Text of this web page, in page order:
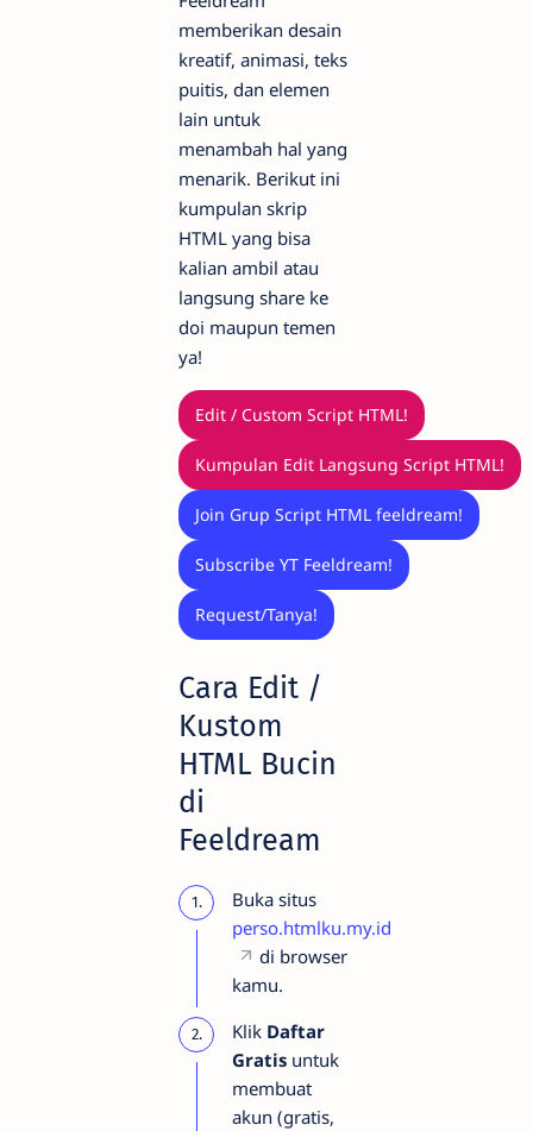
memberikan desain
kreatif, animasi, teks
puitis, dan elemen
lain untuk
menambah hal yang
menarik. Berikut ini
kumpulan skrip
HTML yang bisa
kalian ambil atau
langsung share ke
doi maupun temen
ya!
Edit / Custom Script HTML!
Kumpulan Edit Langsung Script HTML!
Join Grup Script HTML feeldream!
Subscribe YT Feeldream!
Request/Tanya!
Cara Edit /
Kustom
HTML Bucin
di
Feeldream
Buka situs
perso.htmlku.my.id
di browser
kamu.
Klik Daftar
Gratis untuk
membuat
akun (gratis,